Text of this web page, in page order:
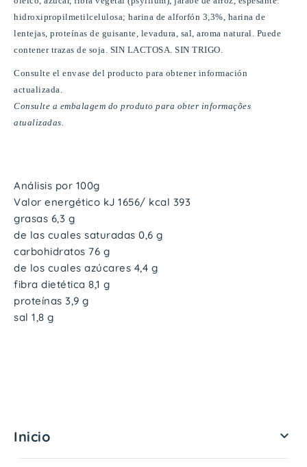
hidroxipropilmetilcelulosa; harina de alforfón 3,3%, harina de
lentejas, proteínas de guisante, levadura, sal, aroma natural. Puede
contener trazas de soja. SIN LACTOSA. SIN TRIGO.
Consulte el envase del producto para obtener información
actualizada.
Consulte a embalagem do produto para obter informações
atualizadas.
Análisis por 100g
Valor energético kJ 1656/ kcal 393
grasas 6,3 g
de las cuales saturadas 0,6 g
carbohidratos 76 g
de los cuales azúcares 4,4 g
fibra dietética 8,1 g
proteínas 3,9 g
sal 1,8 g
Inicio 